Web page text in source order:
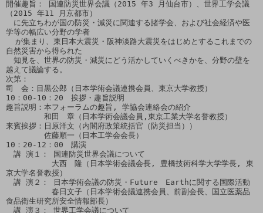
開催趣旨： 国連防災世界会議（2015 年3 月仙台市）、世界工学会議
（2015 年11 月京都市）
に先立ちわが国の防災・減災に関連する諸学会、および社会経済や医
学等の幅広い分野の学者
自然災害から得られた
知見を、世界の防災・減災にどう活かしていくべきかを、分野の壁を
越えて議論する。
次第：
司　会：目黒公郎（日本学術会議連携会員、東京大学教授）
10：00‐10：20　挨拶・趣旨説明
趣旨説明：本フォーラムの趣旨, 学協会連絡会の紹介
和田　章（日本学術会議会員,東京工業大学名誉教授）
来賓挨拶：日原洋文（内閣府政策統括官（防災担当））
佐藤順一（日本工学会会長）
10：20‐12：00　講演
講 演１： 国連防災世界会議について
大西　隆（日本学術会議会長, 豊橋技術科学大学学長, 東
京大学名誉教授）
講 演２： 日本学術会議の防災・Future　Earthに関する国際活動
春日文子（日本学術会議連携会員、前副会長、国立医薬品
食品衛生研究所安全情報部長）
講 演３： 世界工学会議について